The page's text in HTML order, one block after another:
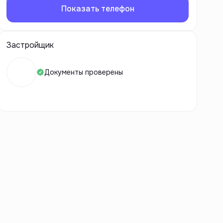
Показать телефон
Застройщик
Документы проверены